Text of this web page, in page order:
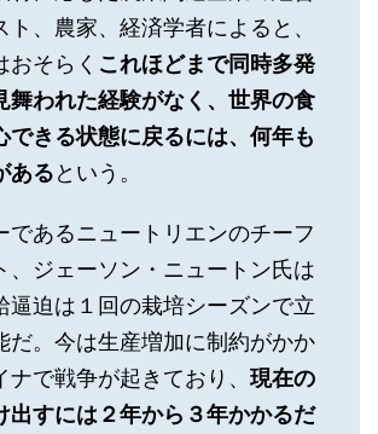
ト、農家、経済学者によると、
おそらく これほどまで同時多発
舞われた経験がなく、世界の食
できる状態に戻るには、何年も
あるという。
であるニュートリエンのチーフ
、ジェーソン・ニュートン氏は
逼迫は１回の栽培シーズンで立
だ。今は生産増加に制約がかか
ナで戦争が起きており、 現在の
出すには２年から３年かかるだ